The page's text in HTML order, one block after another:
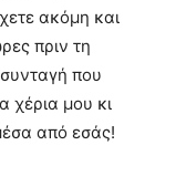
ακόμη και
πριν τη
που
χέρια μου κι
από εσάς!